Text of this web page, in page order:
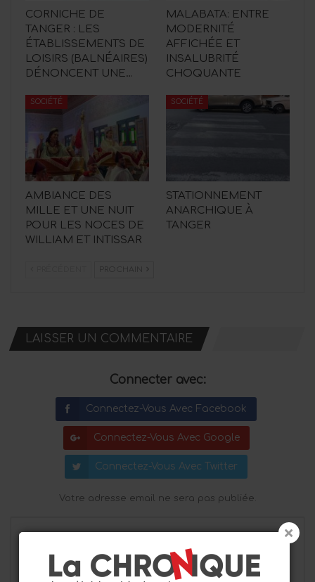
CORNICHE DE
TANGER : LES
ÉTABLISSEMENTS DE
LOISIRS (BALNÉAIRES)
DÉNONCENT UNE…
MALABATA: ENTRE
MODERNITÉ
AFFICHÉE ET
INSALUBRITÉ
CHOQUANTE
SOCIÉTÉ
AMBIANCE DES
MILLE ET UNE NUIT
POUR LES NOCES DE
WILLIAM ET INTISSAR
SOCIÉTÉ
STATIONNEMENT
ANARCHIQUE À
TANGER
PROCHAIN
LAISSER UN COMMENTAIRE
Connecter avec:
Connectez-Vous Avec Facebook
Connectez-Vous Avec Google
Connectez-Vous Avec Twitter
Votre adresse email ne sera pas publiée.